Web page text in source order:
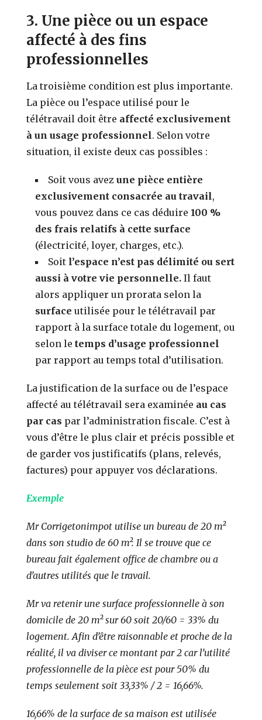
3. Une pièce ou un espace
affecté à des fins
professionnelles
La troisième condition est plus importante.
La pièce ou l’espace utilisé pour le
télétravail doit être affecté exclusivement
à un usage professionnel. Selon votre
situation, il existe deux cas possibles :
Soit vous avezune pièce entière
exclusivement consacrée au travail,
vous pouvez dans ce cas déduire100 %
des frais relatifs à cette surface
(électricité, loyer, charges, etc.).
Soit l’espace n’est pas délimité ou sert
aussi à votre vie personnelle. Il faut
alors appliquer un prorata selon la
surface utilisée pour le télétravail par
rapport à la surface totale du logement, ou
selon letemps d’usage professionnel
par rapport au temps total d’utilisation.
La justification de la surface ou de l’espace
affecté au télétravail sera examinée au cas
par cas par l’administration fiscale. C’est à
vous d’être le plus clair et précis possible et
de garder vos justificatifs (plans, relevés,
factures) pour appuyer vos déclarations.
Exemple
Mr Corrigetonimpot utilise un bureau de 20 m²
dans son studio de 60 m². Il se trouve que ce
bureau fait également office de chambre ou a
d’autres utilités que le travail.
Mr va retenir une surface professionnelle à son
domicile de 20 m² sur 60 soit 20/60 = 33% du
logement. Afin d’être raisonnable et proche de la
réalité, il va diviser ce montant par 2 car l’utilité
professionnelle de la pièce est pour 50% du
temps seulement soit 33,33% / 2 = 16,66%.
16,66% de la surface de sa maison est utilisée